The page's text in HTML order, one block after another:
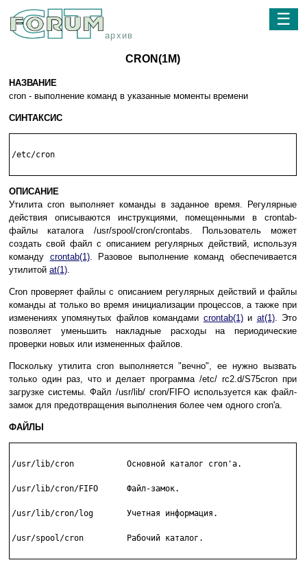
архив
☰
CRON(1M)
НАЗВАНИЕ
cron - выполнение команд в указанные моменты времени
СИНТАКСИС
/etc/cron
ОПИСАНИЕ
Утилита cron выполняет команды в заданное время. Регулярные
действия описываются инструкциями, помещенными в crontab-
файлы каталога /usr/spool/cron/crontabs. Пользователь может
создать свой файл с описанием регулярных действий, используя
команду crontab(1). Разовое выполнение команд обеспечивается
утилитой at(1).
Cron проверяет файлы с описанием регулярных действий и файлы
команды at только во время инициализации процессов, а также при
изменениях упомянутых файлов командами crontab(1)и at(1). Это
позволяет уменьшить накладные расходы на периодические
проверки новых или измененных файлов.
Поскольку утилита cron выполняется "вечно", ее нужно вызвать
только один раз, что и делает программа /etc/ rc2.d/S75cron при
загрузке системы. Файл /usr/lib/ cron/FIFO используется как файл-
замок для предотвращения выполнения более чем одного cron'а.
ФАЙЛЫ
/usr/lib/cron           Основной каталог cron'а.
/usr/lib/cron/FIFO      Файл-замок.
/usr/lib/cron/log       Учетная информация.
/usr/spool/cron         Рабочий каталог.